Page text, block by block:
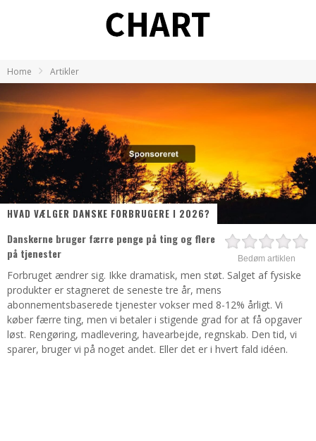
Home Artikler
HVAD VÆLGER DANSKE FORBRUGERE I 2026?
Bedøm artiklen
Danskerne bruger færre penge på ting og flere
på tjenester
Forbruget ændrer sig. Ikke dramatisk, men støt. Salget af fysiske
produkter er stagneret de seneste tre år, mens
abonnementsbaserede tjenester vokser med 8-12% årligt. Vi
køber færre ting, men vi betaler i stigende grad for at få opgaver
løst. Rengøring, madlevering, havearbejde, regnskab. Den tid, vi
sparer, bruger vi på noget andet. Eller det er i hvert fald idéen.